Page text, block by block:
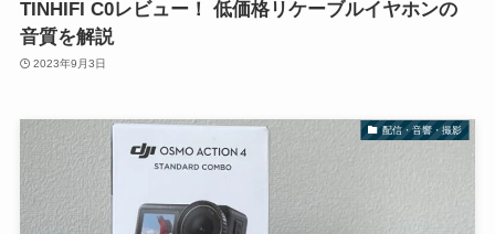
TINHIFI C0レビュー！ 低価格リケーブルイヤホンの
音質を解説
2023年9月3日
配信・音響・撮影